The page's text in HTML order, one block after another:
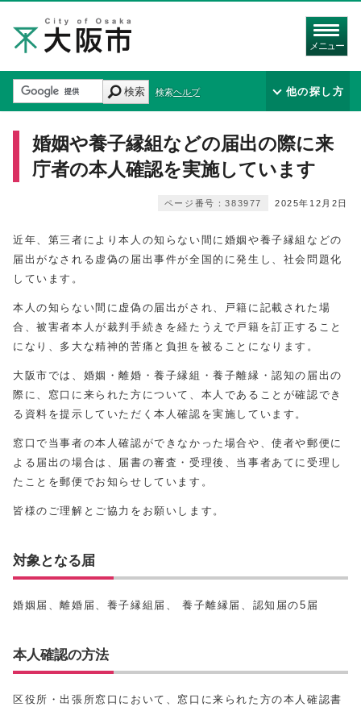
メニュー
検索 検索ヘルプ 他の探し方
婚姻や養子縁組などの届出の際に来
庁者の本人確認を実施しています
2025年12月2日
ページ番号：383977
近年、第三者により本人の知らない間に婚姻や養子縁組などの
届出がなされる虚偽の届出事件が全国的に発生し、社会問題化
しています。
本人の知らない間に虚偽の届出がされ、戸籍に記載された場
合、被害者本人が裁判手続きを経たうえで戸籍を訂正すること
になり、多大な精神的苦痛と負担を被ることになります。
大阪市では、婚姻・離婚・養子縁組・養子離縁・認知の届出の
際に、窓口に来られた方について、本人であることが確認でき
る資料を提示していただく本人確認を実施しています。
窓口で当事者の本人確認ができなかった場合や、使者や郵便に
よる届出の場合は、届書の審査・受理後、当事者あてに受理し
たことを郵便でお知らせしています。
皆様のご理解とご協力をお願いします。
対象となる届
婚姻届、離婚届、養子縁組届、 養子離縁届、認知届の5届
本人確認の方法
区役所・出張所窓口において、窓口に来られた方の本人確認書